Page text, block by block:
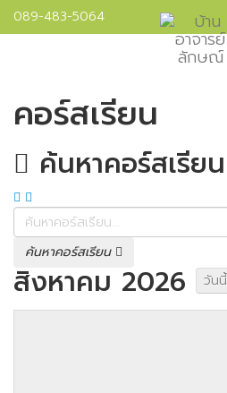
089-483-5064
คอร์สเรียน
ค้นหาคอร์สเรียน
ค้นหาคอร์สเรียน
สิงหาคม 2026 วันนี้